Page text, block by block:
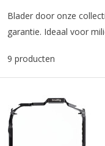
Blader door onze
garantie. Ideaal voor
9 producten